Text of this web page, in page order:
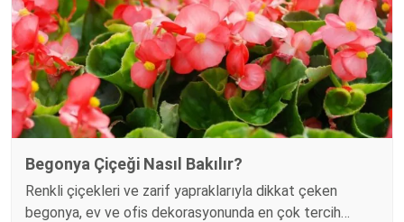
Begonya Çiçeği Nasıl Bakılır?
Renkli çiçekleri ve zarif yapraklarıyla dikkat çeken
begonya, ev ve ofis dekorasyonunda en çok tercih